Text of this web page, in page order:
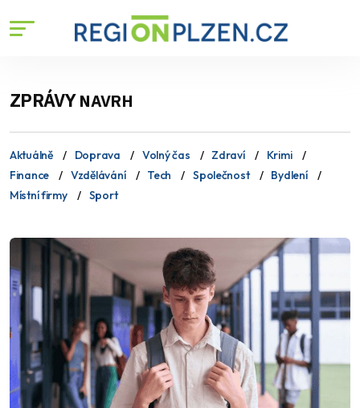
ZPRÁVYNAVRH
Aktuálně Doprava Volný čas Zdraví
Krimi
Finance
Vzdělávání Tech Společnost
Bydlení
Místní firmy
Sport